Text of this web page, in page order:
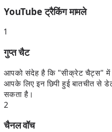
YouTube ट्रैकिंग मामले
1
गुप्त चैट
आपको संदेह है कि "सीक्रेट चैट्स" में
आपके लिए इन छिपी हुई बातचीत से
सकता है।
2
चैनल वॉच